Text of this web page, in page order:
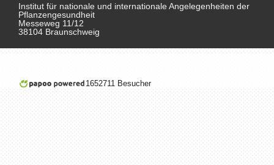
Institut für nationale und internationale Angelegenheiten der
Pflanzengesundheit
Messeweg 11/12
38104 Braunschweig
1652711 Besucher